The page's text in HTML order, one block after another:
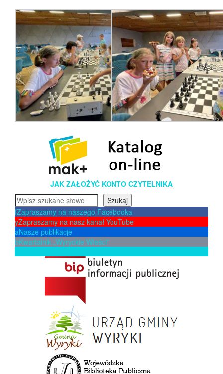
JAK ZAŁOŻYĆ KONTO CZYTELNIKA
Szukaj
Szukaj
fZapraszamy na naszego Facebooka
yZapraszamy na nasz kanał YouTube
aNasze publikacje
bKwartalnik „Wyryckie Wieści”